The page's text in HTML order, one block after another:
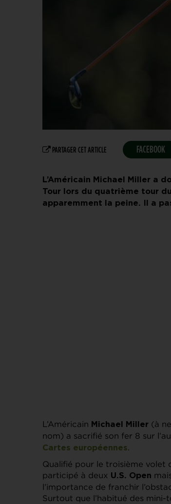
PARTAGER CET ARTICLE FACEBOOK
L’Américain Michael Miller a
Tour lors du quatrième tour
apparemment la peine. Il a
L’Américain Michael Miller (à
nom) a sacrifié son fer 8 sur
Cartes européennes.
Qualifié pour le troisième volet
participé à deux U.S. Open
l’importance de franchir
Surtout que l’habitué des